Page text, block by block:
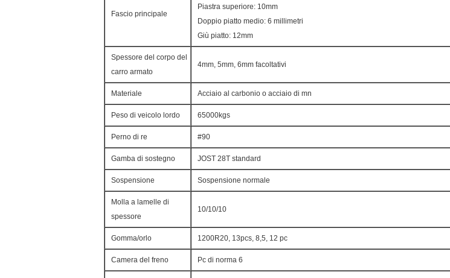
Fascio principale
Piastra superiore: 10mm
Doppio piatto medio: 6 millimetri
Giù piatto: 12mm
Spessore del corpo del
carro armato
4mm, 5mm, 6mm facoltativi
Materiale Acciaio al carbonio o acciaio di mn
Peso di veicolo lordo 65000kgs
Perno di re #90
Gamba di sostegno JOST 28T standard
Sospensione Sospensione normale
Molla a lamelle di
spessore
10/10/10
Gomma/orlo 1200R20, 13pcs, 8,5, 12 pc
Camera del freno Pc di norma 6